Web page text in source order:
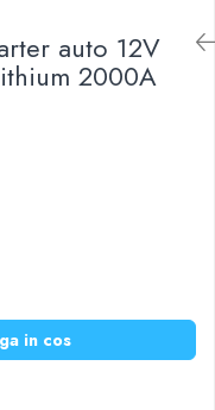
auto 12V
2000A
in cos